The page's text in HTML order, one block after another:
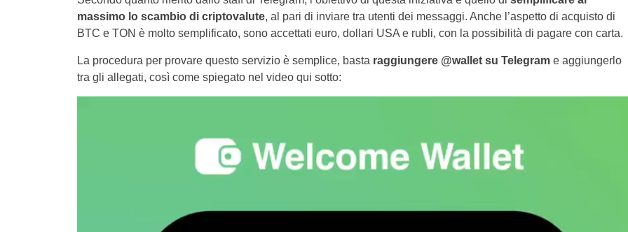
massimo lo scambio di criptovalute, al pari di inviare tra utenti dei messaggi. Anche l’aspetto di acquisto di
BTC e TON è molto semplificato, sono accettati euro, dollari USA e rubli, con la possibilità di pagare con carta.
La procedura per provare questo servizio è semplice, basta raggiungere @wallet su Telegrame aggiungerlo
tra gli allegati, così come spiegato nel video qui sotto: